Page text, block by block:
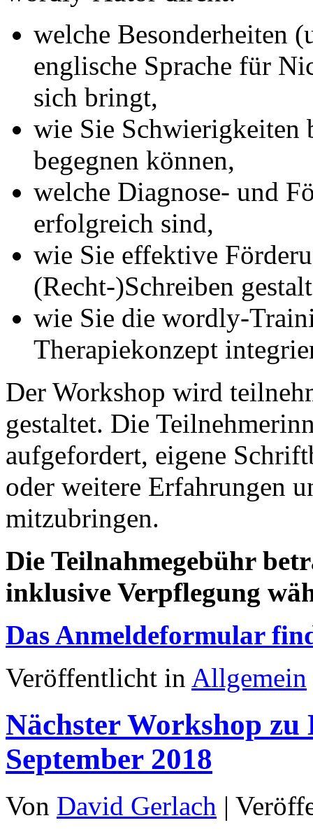
welche Besonderheiten
englische Sprache für
sich bringt,
wie Sie Schwierigkeiten
begegnen können,
welche Diagnose- und
erfolgreich sind,
wie Sie effektive
(Recht-)Schreiben
wie Sie die wordly-
Therapiekonzept
Der Workshop wird
gestaltet. Die
aufgefordert, eigene
oder weitere Erfahrungen
mitzubringen.
Die Teilnahmegebühr
inklusive Verpflegung
Das Anmeldeformular
Veröffentlicht in Allgemein
Nächster Workshop
September 2018
Von David Gerlach |